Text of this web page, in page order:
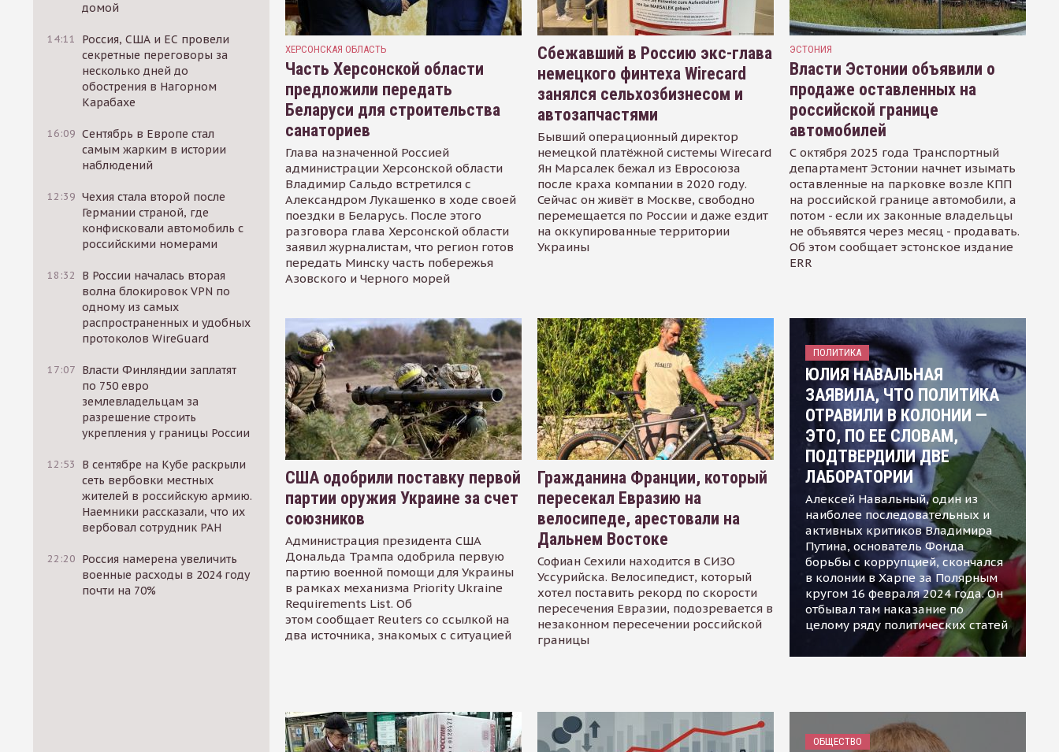
домой
14:11
Россия, США и ЕС провели
секретные переговоры за
несколько дней до
обострения в Нагорном
Карабахе
16:09 Сентябрь в Европе стал
самым жарким в истории
наблюдений
12:39 Чехия стала второй после
Германии страной, где
конфисковали автомобиль с
российскими номерами
18:32
В России началась вторая
волна блокировок VPN по
одному из самых
распространенных и удобных
протоколов WireGuard
17:07 Власти Финляндии заплатят
по 750 евро
землевладельцам за
разрешение строить
укрепления у границы России
12:53
В сентябре на Кубе раскрыли
сеть вербовки местных
жителей в российскую армию.
Наемники рассказали, что их
вербовал сотрудник РАН
22:20 Россия намерена увеличить
военные расходы в 2024 году
почти на 70%
ХЕРСОНСКАЯ ОБЛАСТЬ
Часть Херсонской области
предложили передать
Беларуси для строительства
санаториев
Глава назначенной Россией
администрации Херсонской области
Владимир Сальдо встретился с
Александром Лукашенко в ходе своей
поездки в Беларусь. После этого
разговора глава Херсонской области
заявил журналистам, что регион готов
передать Минску часть побережья
Азовского и Черного морей
Сбежавший в Россию экс-глава
немецкого финтеха Wirecard
занялся сельхозбизнесом и
автозапчастями
Бывший операционный директор
немецкой платёжной системы Wirecard
Ян Марсалек бежал из Евросоюза
после краха компании в 2020 году.
Сейчас он живёт в Москве, свободно
перемещается по России и даже ездит
на оккупированные территории
Украины
ЭСТОНИЯ
Власти Эстонии объявили о
продаже оставленных на
российской границе
автомобилей
С октября 2025 года Транспортный
департамент Эстонии начнет изымать
оставленные на парковке возле КПП
на российской границе автомобили, а
потом - если их законные владельцы
не объявятся через месяц - продавать.
Об этом сообщает эстонское издание
ERR
США одобрили поставку первой
партии оружия Украине за счет
союзников
Администрация президента США
Дональда Трампа одобрила первую
партию военной помощи для Украины
в рамках механизма Priority Ukraine
Requirements List. Об
этом сообщает Reuters со ссылкой на
два источника, знакомых с ситуацией
Гражданина Франции, который
пересекал Евразию на
велосипеде, арестовали на
Дальнем Востоке
Софиан Сехили находится в СИЗО
Уссурийска. Велосипедист, который
хотел поставить рекорд по скорости
пересечения Евразии, подозревается в
незаконном пересечении российской
границы
ПОЛИТИКА
ЮЛИЯ НАВАЛЬНАЯ
ЗАЯВИЛА, ЧТО ПОЛИТИКА
ОТРАВИЛИ В КОЛОНИИ —
ЭТО, ПО ЕЕ СЛОВАМ,
ПОДТВЕРДИЛИ ДВЕ
ЛАБОРАТОРИИ
Алексей Навальный, один из
наиболее последовательных и
активных критиков Владимира
Путина, основатель Фонда
борьбы с коррупцией, скончался
в колонии в Харпе за Полярным
кругом 16 февраля 2024 года. Он
отбывал там наказание по
целому ряду политических статей
ОБЩЕСТВО